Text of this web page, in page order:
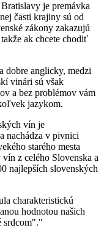
je premávka
časti krajiny sú od
zákony zakazujú
ak chcete chodiť
dobre anglicky, medzi
vinári sú však
a bez problémov vám
jazykom.
vín je
nachádza v pivnici
starého mesta
z celého Slovenska a
najlepších slovenských
charakteristickú
hodnotou našich
srdcom"."